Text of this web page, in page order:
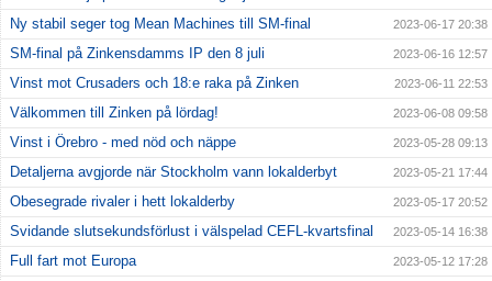
Ny stabil seger tog Mean Machines till SM-final 2023-06-17 20:38
SM-final på Zinkensdamms IP den 8 juli 2023-06-16 12:57
Vinst mot Crusaders och 18:e raka på Zinken 2023-06-11 22:53
Välkommen till Zinken på lördag! 2023-06-08 09:58
Vinst i Örebro - med nöd och näppe 2023-05-28 09:13
Detaljerna avgjorde när Stockholm vann lokalderbyt 2023-05-21 17:44
Obesegrade rivaler i hett lokalderby 2023-05-17 20:52
Svidande slutsekundsförlust i välspelad CEFL-kvartsfinal 2023-05-14 16:38
Full fart mot Europa 2023-05-12 17:28